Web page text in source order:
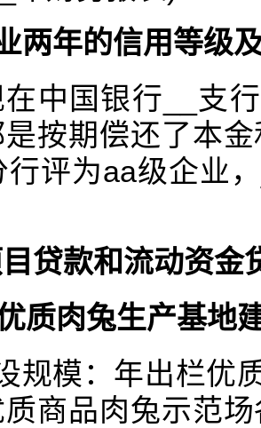
两年的信用等级
中国银行__支
按期偿还了本
行评为aa级企业
贷款和流动资金
质肉兔生产基地
规模：年出栏优
商品肉兔示范